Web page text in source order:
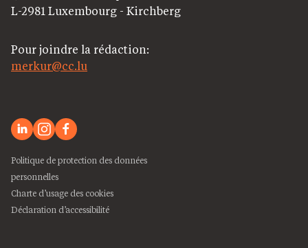
L-2981 Luxembourg - Kirchberg
Pour joindre la rédaction:
merkur@cc.lu
Politique de protection des données
personnelles
Charte d’usage des cookies
Déclaration d’accessibilité